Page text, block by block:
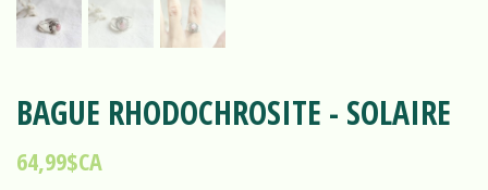
BAGUE RHODOCHROSITE - SOLAIRE
64,99$CA